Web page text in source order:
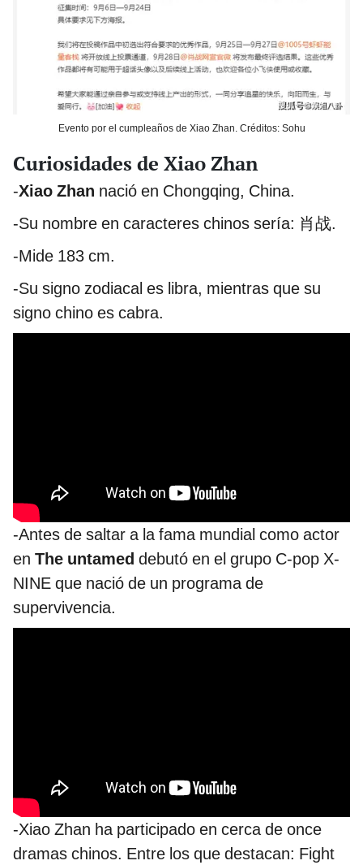
Evento por el cumpleaños de Xiao Zhan. Créditos: Sohu
Curiosidades de Xiao Zhan
-Xiao Zhan nació en Chongqing, China.
-Su nombre en caracteres chinos sería: 肖战.
-Mide 183 cm.
-Su signo zodiacal es libra, mientras que su
signo chino es cabra.
-Antes de saltar a la fama mundial como actor
en The untamed debutó en el grupo C-pop X-
NINE que nació de un programa de
supervivencia.
-Xiao Zhan ha participado en cerca de once
dramas chinos. Entre los que destacan: Fight